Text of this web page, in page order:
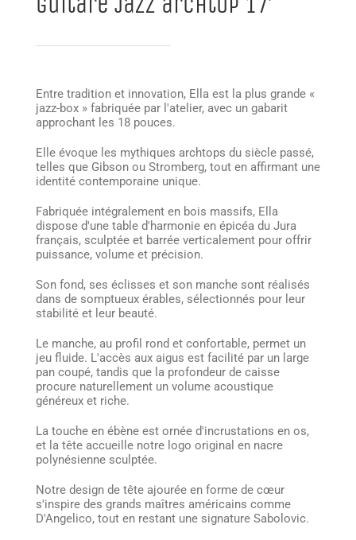
Entre tradition et innovation, Ella est la plus grande «
jazz-box » fabriquée par l'atelier, avec un gabarit
approchant les 18 pouces.
Elle évoque les mythiques archtops du siècle passé,
telles que Gibson ou Stromberg, tout en affirmant une
identité contemporaine unique.
Fabriquée intégralement en bois massifs, Ella
dispose d'une table d'harmonie en épicéa du Jura
français, sculptée et barrée verticalement pour offrir
puissance, volume et précision.
Son fond, ses éclisses et son manche sont réalisés
dans de somptueux érables, sélectionnés pour leur
stabilité et leur beauté.
Le manche, au profil rond et confortable, permet un
jeu fluide. L'accès aux aigus est facilité par un large
pan coupé, tandis que la profondeur de caisse
procure naturellement un volume acoustique
généreux et riche.
La touche en ébène est ornée d'incrustations en os,
et la tête accueille notre logo original en nacre
polynésienne sculptée.
Notre design de tête ajourée en forme de cœur
s'inspire des grands maîtres américains comme
D'Angelico, tout en restant une signature Sabolovic.